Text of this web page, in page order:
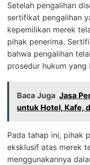
Setelah pengalihan
sertifikat pengalihan
kepemilikan merek
pihak penerima.
bahwa pengalihan
prosedur hukum yang
Baca Juga Jasa
untuk Hotel, Kafe,
Pada tahap ini, pihak
eksklusif atas merek
menggunakannya